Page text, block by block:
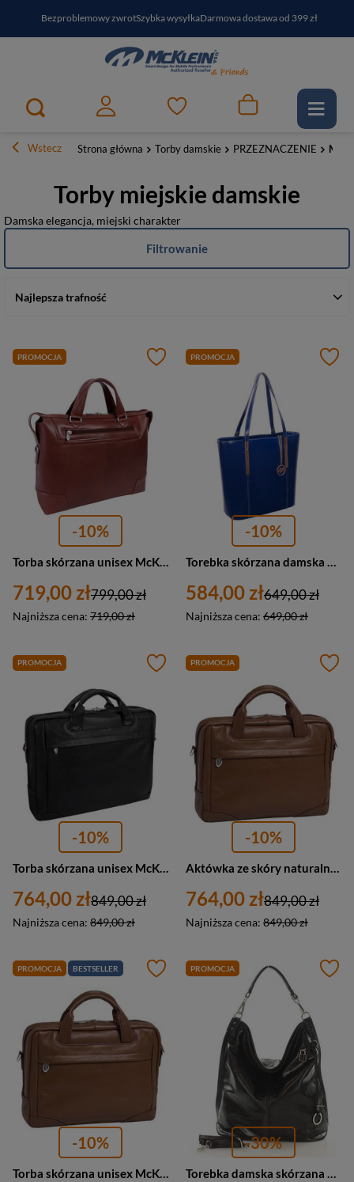
Bezproblemowy zwrotSzybka wysyłkaDarmowa dostawa od 399 zł
PayPo - kup i zapłać za30 dniZapisz się do newslettera i odbierz RABAT
Wstecz Strona główna Torby damskie PRZEZNACZENIE
Torby miejskie damskie
Damska elegancja, miejski charakter
Najlepsza trafność
Filtrowanie
PROMOCJA
-10%
Torba skórzana unisex McKlein Arcadia 88764 aktówka na laptopa 17 A4 brązowa
719,00 zł
Najniższa cena: 719,00 zł
799,00 zł
PROMOCJA
-10%
Torebka skórzana damska McKlein Cristina shopper A4 granatowa
584,00 zł
Najniższa cena: 649,00 zł
649,00 zł
PROMOCJA
-10%
764,00 zł
Najniższa cena: 849,00 zł
849,00 zł
PROMOCJA
-10%
764,00 zł
Najniższa cena: 849,00 zł
849,00 zł
PROMOCJA BESTSELLER
-10%
Torba skórzana unisex McKlein Bridgeport aktówka na laptopa 17 A4 brązowa
PROMOCJA
-30%
Torebka damska skórzana worek shopper bag czarny A4 Marco Mazzini s92a